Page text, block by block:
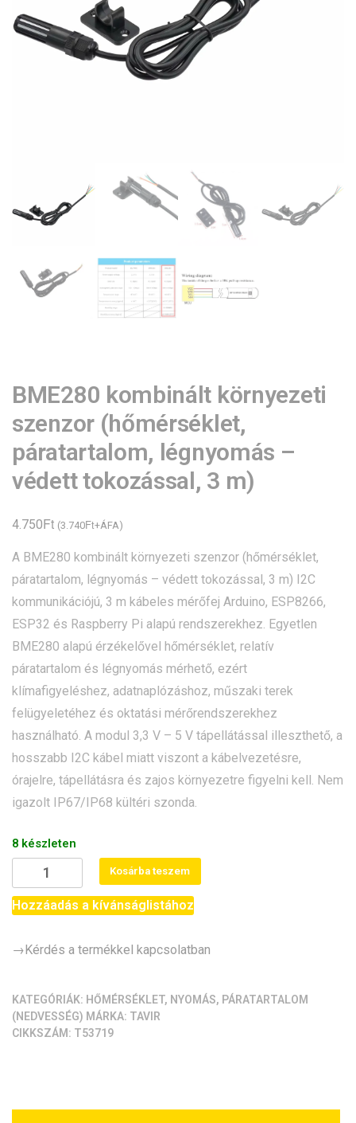
BME280 kombinált környezeti
szenzor (hőmérséklet,
páratartalom, légnyomás –
védett tokozással, 3 m)
4.750Ft (3.740Ft+ÁFA)
A BME280 kombinált környezeti szenzor (hőmérséklet,
páratartalom, légnyomás – védett tokozással, 3 m) I2C
kommunikációjú, 3 m kábeles mérőfej Arduino, ESP8266,
ESP32 és Raspberry Pi alapú rendszerekhez. Egyetlen
BME280 alapú érzékelővel hőmérséklet, relatív
páratartalom és légnyomás mérhető, ezért
klímafigyeléshez, adatnaplózáshoz, műszaki terek
felügyeletéhez és oktatási mérőrendszerekhez
használható. A modul 3,3 V – 5 V tápellátással illeszthető, a
hosszabb I2C kábel miatt viszont a kábelvezetésre,
órajelre, tápellátásra és zajos környezetre figyelni kell. Nem
igazolt IP67/IP68 kültéri szonda.
8 készleten
BME280
kombinált
környezeti
(hőmérséklet,
-
védett
tokozással,
Kosárba teszem
Hozzáadás a kívánságlistához
→Kérdés a termékkel kapcsolatban
KATEGÓRIÁK: HŐMÉRSÉKLET, NYOMÁS, PÁRATARTALOM
(NEDVESSÉG) MÁRKA: TAVIR
CIKKSZÁM: T53719